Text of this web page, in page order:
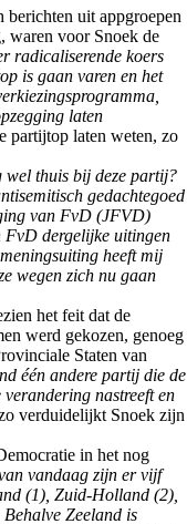
berichten uit appgroepen
waren voor Snoek de
radicaliserende koers
is gaan varen en het
laten
partijtop laten weten, zo
wel thuis bij deze partij?
gedachtegoed
van FvD (JFVD)
FvD dergelijke uitingen
heeft mij
wegen zich nu gaan
het feit dat de
werd gekozen, genoeg
Staten van
één andere partij die de
nastreeft en
verduidelijkt Snoek zijn
in het nog
vandaag zijn er vijf
(1), Zuid-Holland (2),
Zeeland is